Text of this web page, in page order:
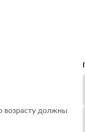
возрасту должны